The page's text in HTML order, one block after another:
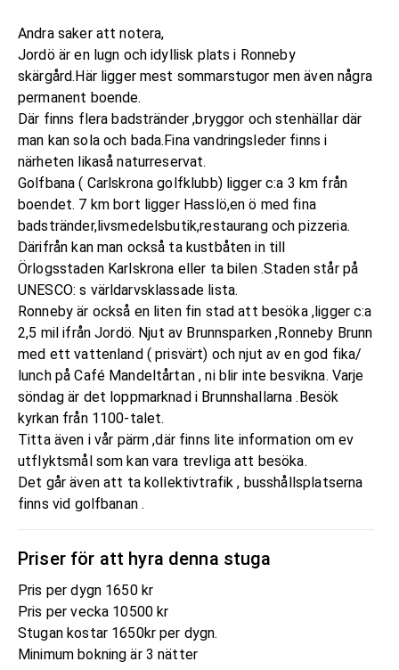
Andra saker att notera,
Jordö är en lugn och idyllisk plats i Ronneby
skärgård.Här ligger mest sommarstugor men även några
permanent boende.
Där finns flera badstränder ,bryggor och stenhällar där
man kan sola och bada.Fina vandringsleder finns i
närheten likaså naturreservat.
Golfbana ( Carlskrona golfklubb) ligger c:a 3 km från
boendet. 7 km bort ligger Hasslö,en ö med fina
badstränder,livsmedelsbutik,restaurang och pizzeria.
Därifrån kan man också ta kustbåten in till
Örlogsstaden Karlskrona eller ta bilen .Staden står på
UNESCO: s världarvsklassade lista.
Ronneby är också en liten fin stad att besöka ,ligger c:a
2,5 mil ifrån Jordö. Njut av Brunnsparken ,Ronneby Brunn
med ett vattenland ( prisvärt) och njut av en god fika/
lunch på Café Mandeltårtan , ni blir inte besvikna. Varje
söndag är det loppmarknad i Brunnshallarna .Besök
kyrkan från 1100-talet.
Titta även i vår pärm ,där finns lite information om ev
utflyktsmål som kan vara trevliga att besöka.
Det går även att ta kollektivtrafik , busshållsplatserna
finns vid golfbanan .
Priser för att hyra denna stuga
Pris per dygn 1650 kr
Pris per vecka 10500 kr
Stugan kostar 1650kr per dygn.
Minimum bokning är 3 nätter